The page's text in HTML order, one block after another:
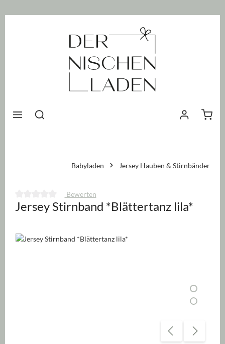
Babyladen Jersey Hauben & Stirnbänder
Durchschnittliche Bewertung von 0 von 5 Sternen
Bewerten
Jersey Stirnband *Blättertanz lila*
Bildergalerie überspringen